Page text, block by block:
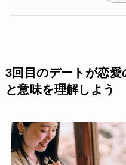
3回目のデートが恋
と意味を理解しよう